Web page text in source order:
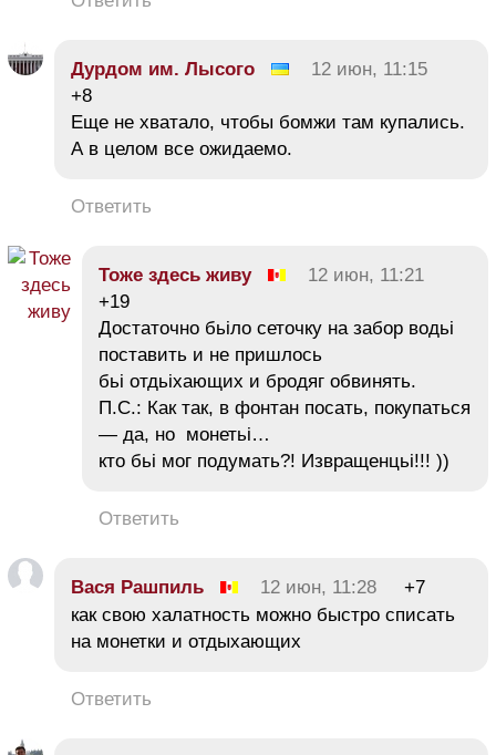
Дурдом им. Лысого
12 июн, 11:15
+8
Еще не хватало, чтобы бомжи там купались.
А в целом все ожидаемо.
Ответить
Тоже здесь живу
12 июн, 11:21
+19
Достаточно бьіло сеточку на забор водьі
поставить и не пришлось
бьі отдьіхающих и бродяг обвинять.
П.С.: Как так, в фонтан посать, покупаться
— да, но монетьі…
кто бьі мог подумать?! Извращенцьі!!! ))
Ответить
Вася Рашпиль 12 июн, 11:28
+7
как свою халатность можно быстро списать
на монетки и отдыхающих
Ответить